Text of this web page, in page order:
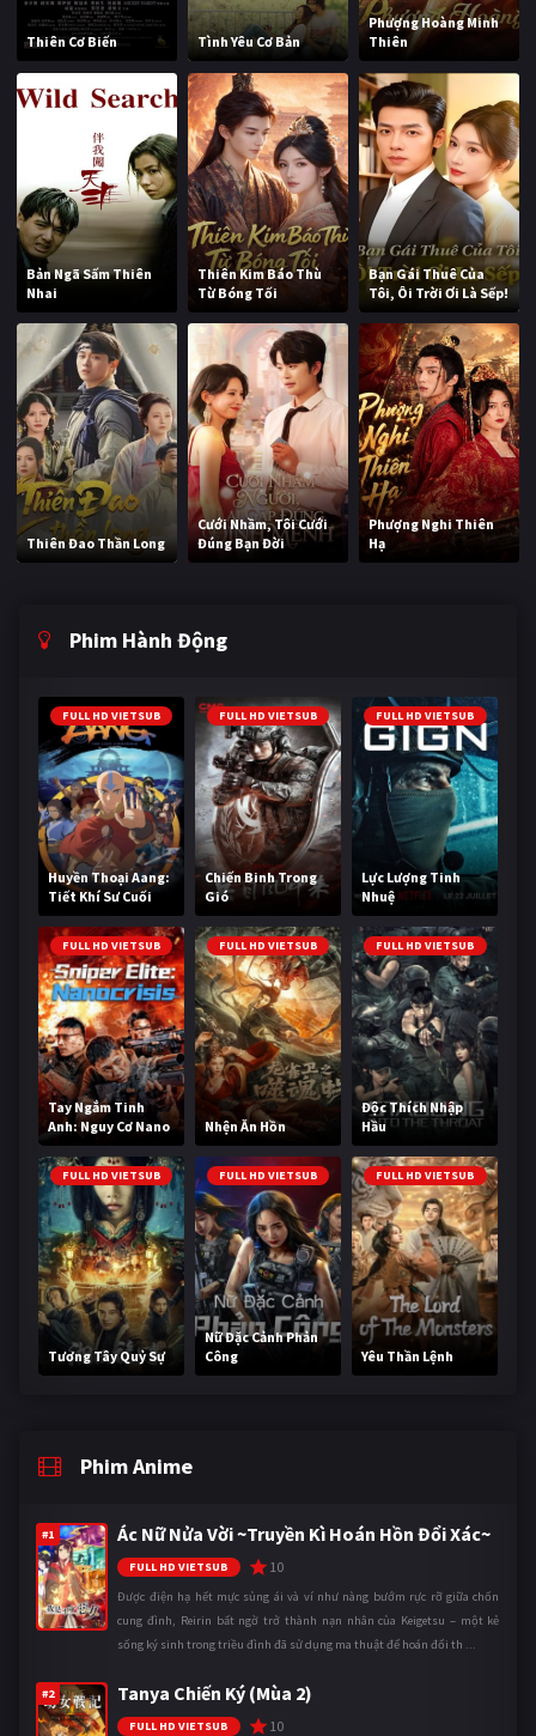
Thiên Cơ Biến Tình Yêu Cơ Bản
Phượng Hoàng Minh
Thiên
Bản Ngã Sấm Thiên
Nhai
Thiên Kim Báo Thù
Từ Bóng Tối
Bạn Gái Thuê Của
Tôi, Ôi Trời Ơi Là Sếp!
Thiên Đao Thần Long
Cưới Nhầm, Tôi Cưới
Đúng Bạn Đời
Phượng Nghi Thiên
Hạ
Phim Hành Động
FULL HD VIETSUB
Huyền Thoại Aang:
Tiết Khí Sư Cuối
Cùng
FULL HD VIETSUB
Chiến Binh Trong
Gió
FULL HD VIETSUB
Lực Lượng Tinh
Nhuệ
FULL HD VIETSUB
Tay Ngắm Tinh
Anh: Nguy Cơ Nano
FULL HD VIETSUB
Nhện Ăn Hồn
FULL HD VIETSUB
Độc Thích Nhập
Hầu
FULL HD VIETSUB
Tương Tây Quỷ Sự
FULL HD VIETSUB
Nữ Đặc Cảnh Phản
Công
FULL HD VIETSUB
Yêu Thần Lệnh
Phim Anime
#1 Ác Nữ Nửa Vời ~Truyền Kì Hoán Hồn Đổi Xác~
FULL HD VIETSUB 10
Được điện hạ hết mực sủng ái và ví như nàng bướm rực rỡ giữa chốn
cung đình, Reirin bất ngờ trở thành nạn nhân của Keigetsu – một kẻ
sống ký sinh trong triều đình đã sử dụng ma thuật để hoán đổi th ...
#2 Tanya Chiến Ký (Mùa 2)
FULL HD VIETSUB 10